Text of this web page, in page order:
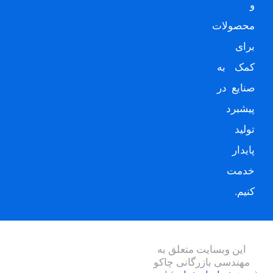
و
محصولات
برای
کمک به
صنایع در
پیشبرد
تولید
پایدار
خدمت
کنیم.
این وبسایت متعلق به
مهندسی بازرگانی چاکو